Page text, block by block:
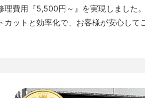
理費用『5,500円～』を実現しました。
カットと効率化で、お客様が安心して